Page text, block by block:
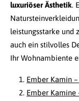
luxuriöser Ästhetik.
leistungsstarke und
auch ein stilvolles
Ihr Wohnambiente
Ember Kamin
Ember